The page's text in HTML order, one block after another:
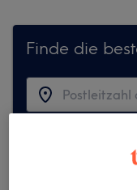
Finde die